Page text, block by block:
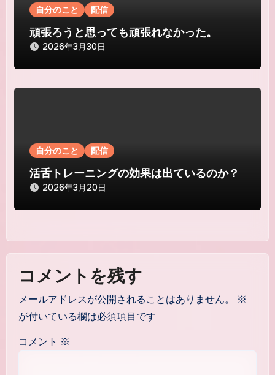
自分のこと 配信
頑張ろうと思っても頑張れなかった。
2026年3月30日
自分のこと 配信
活舌トレーニングの効果は出ているのか？
2026年3月20日
コメントを残す
メールアドレスが公開されることはありません。
※
が付いている欄は必須項目です
コメント ※